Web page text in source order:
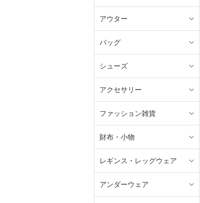
アウター
バッグ
シューズ
アクセサリー
ファッション雑貨
財布・小物
レギンス・レッグウェア
アンダーウェア